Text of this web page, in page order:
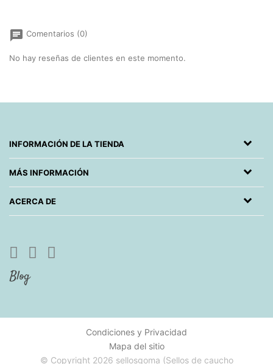
chat Comentarios (0)
No hay reseñas de clientes en este momento.
INFORMACIÓN DE LA TIENDA
MÁS INFORMACIÓN
ACERCA DE
Condiciones y Privacidad
Mapa del sitio
© Copyright 2026 sellosgoma (Sellos de caucho